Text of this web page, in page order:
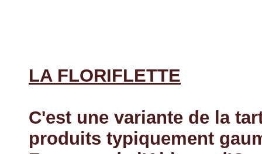
LA FLORIFLETTE
C'est une variante de la
produits typiquement